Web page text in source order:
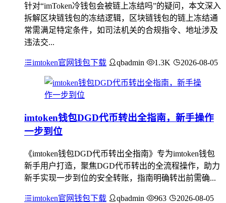
针对“imToken冷钱包会被链上冻结吗”的疑问，本文深入
拆解区块链钱包的冻结逻辑，区块链钱包的链上冻结通
常需满足特定条件，如司法机关的合规指令、地址涉及
违法交...
imtoken官网钱包下载 qbadmin 1.3K 2026-08-05
imtoken钱包DGD代币转出全指南，新手操作
一步到位
《imtoken钱包DGD代币转出全指南》专为imtoken钱包
新手用户打造，聚焦DGD代币转出的全流程操作，助力
新手实现一步到位的安全转账，指南明确转出前需确...
imtoken官网钱包下载 qbadmin 963 2026-08-05